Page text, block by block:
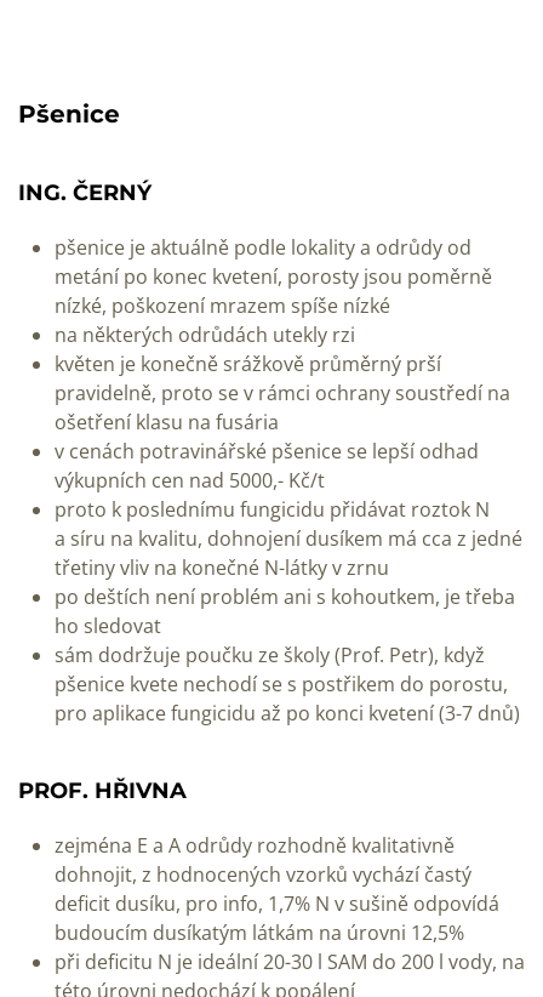
Pšenice
ING. ČERNÝ
pšenice je aktuálně podle lokality a odrůdy od
metání po konec kvetení, porosty jsou poměrně
nízké, poškození mrazem spíše nízké
na některých odrůdách utekly rzi
květen je konečně srážkově průměrný prší
pravidelně, proto se v rámci ochrany soustředí na
ošetření klasu na fusária
v cenách potravinářské pšenice se lepší odhad
výkupních cen nad 5000,- Kč/t
proto k poslednímu fungicidu přidávat roztok N
a síru na kvalitu, dohnojení dusíkem má cca z jedné
třetiny vliv na konečné N-látky v zrnu
po deštích není problém ani s kohoutkem, je třeba
ho sledovat
sám dodržuje poučku ze školy (Prof. Petr), když
pšenice kvete nechodí se s postřikem do porostu,
pro aplikace fungicidu až po konci kvetení (3-7 dnů)
PROF. HŘIVNA
zejména E a A odrůdy rozhodně kvalitativně
dohnojit, z hodnocených vzorků vychází častý
deficit dusíku, pro info, 1,7% N v sušině odpovídá
budoucím dusíkatým látkám na úrovni 12,5%
při deficitu N je ideální 20-30 l SAM do 200 l vody, na
této úrovni nedochází k popálení